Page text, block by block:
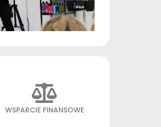
WSPARCIE FINANSOWE